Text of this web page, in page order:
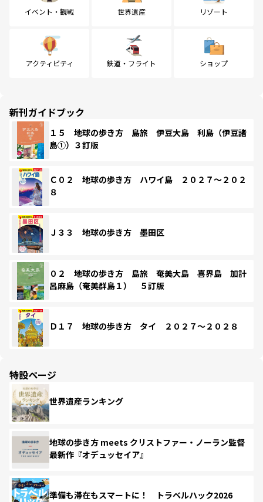
イベント・観戦 世界遺産 リゾート
アクティビティ 鉄道・フライト ショップ
新刊ガイドブック
１５ 地球の歩き方 島旅 伊豆大島 利島（伊豆諸
島①）３訂版
Ｃ０２ 地球の歩き方 ハワイ島 ２０２７～２０２
８
Ｊ３３ 地球の歩き方 墨田区
０２ 地球の歩き方 島旅 奄美大島 喜界島 加計
呂麻島（奄美群島１） ５訂版
Ｄ１７ 地球の歩き方 タイ ２０２７～２０２８
特設ページ
世界遺産ランキング
地球の歩き方 meets クリストファー・ノーラン監督
最新作『オデュッセイア』
準備も滞在もスマートに！ トラベルハック2026